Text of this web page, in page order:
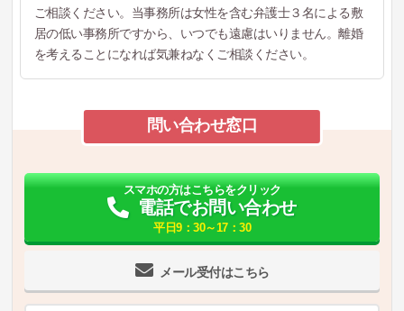
ご相談ください。当事務所は女性を含む弁護士３名による敷
居の低い事務所ですから、いつでも遠慮はいりません。離婚
を考えることになれば気兼ねなくご相談ください。
問い合わせ窓口
メール受付はこちら
スマホの方はこちらをクリック
電話でお問い合わせ
平日9：30～17：30